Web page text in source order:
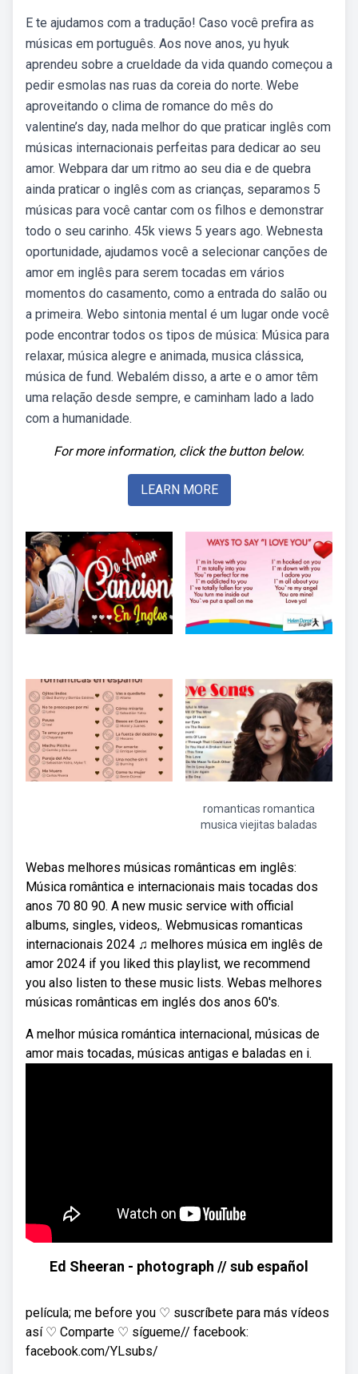
E te ajudamos com a tradução! Caso você prefira as
músicas em português. Aos nove anos, yu hyuk
aprendeu sobre a crueldade da vida quando começou a
pedir esmolas nas ruas da coreia do norte. Webe
aproveitando o clima de romance do mês do
valentine’s day, nada melhor do que praticar inglês com
músicas internacionais perfeitas para dedicar ao seu
amor. Webpara dar um ritmo ao seu dia e de quebra
ainda praticar o inglês com as crianças, separamos 5
músicas para você cantar com os filhos e demonstrar
todo o seu carinho. 45k views 5 years ago. Webnesta
oportunidade, ajudamos você a selecionar canções de
amor em inglês para serem tocadas em vários
momentos do casamento, como a entrada do salão ou
a primeira. Webo sintonia mental é um lugar onde você
pode encontrar todos os tipos de música: Música para
relaxar, música alegre e animada, musica clássica,
música de fund. Webalém disso, a arte e o amor têm
uma relação desde sempre, e caminham lado a lado
com a humanidade.
For more information, click the button below.
LEARN MORE
romanticas romantica
musica viejitas baladas
Webas melhores músicas românticas em inglês:
Música romântica e internacionais mais tocadas dos
anos 70 80 90. A new music service with official
albums, singles, videos,. Webmusicas romanticas
internacionais 2024 ♫ melhores música em inglês de
amor 2024 if you liked this playlist, we recommend
you also listen to these music lists. Webas melhores
músicas românticas em inglés dos anos 60's.
A melhor música romántica internacional, músicas de
amor mais tocadas, músicas antigas e baladas en i.
Ed Sheeran - photograph // sub español
película; me before you ♡ suscríbete para más vídeos
así ♡ Comparte ♡ sígueme// facebook:
facebook.com/YLsubs/